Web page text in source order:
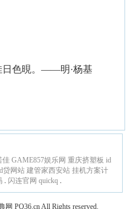
日色晛。——明·杨基
佳 GAME857娱乐网 重庆挤塑板 id
贷网站 建管家西安站 挂机方案计
. 闪连官网 quickq .
网 PQ36.cnAll Rights reserved.